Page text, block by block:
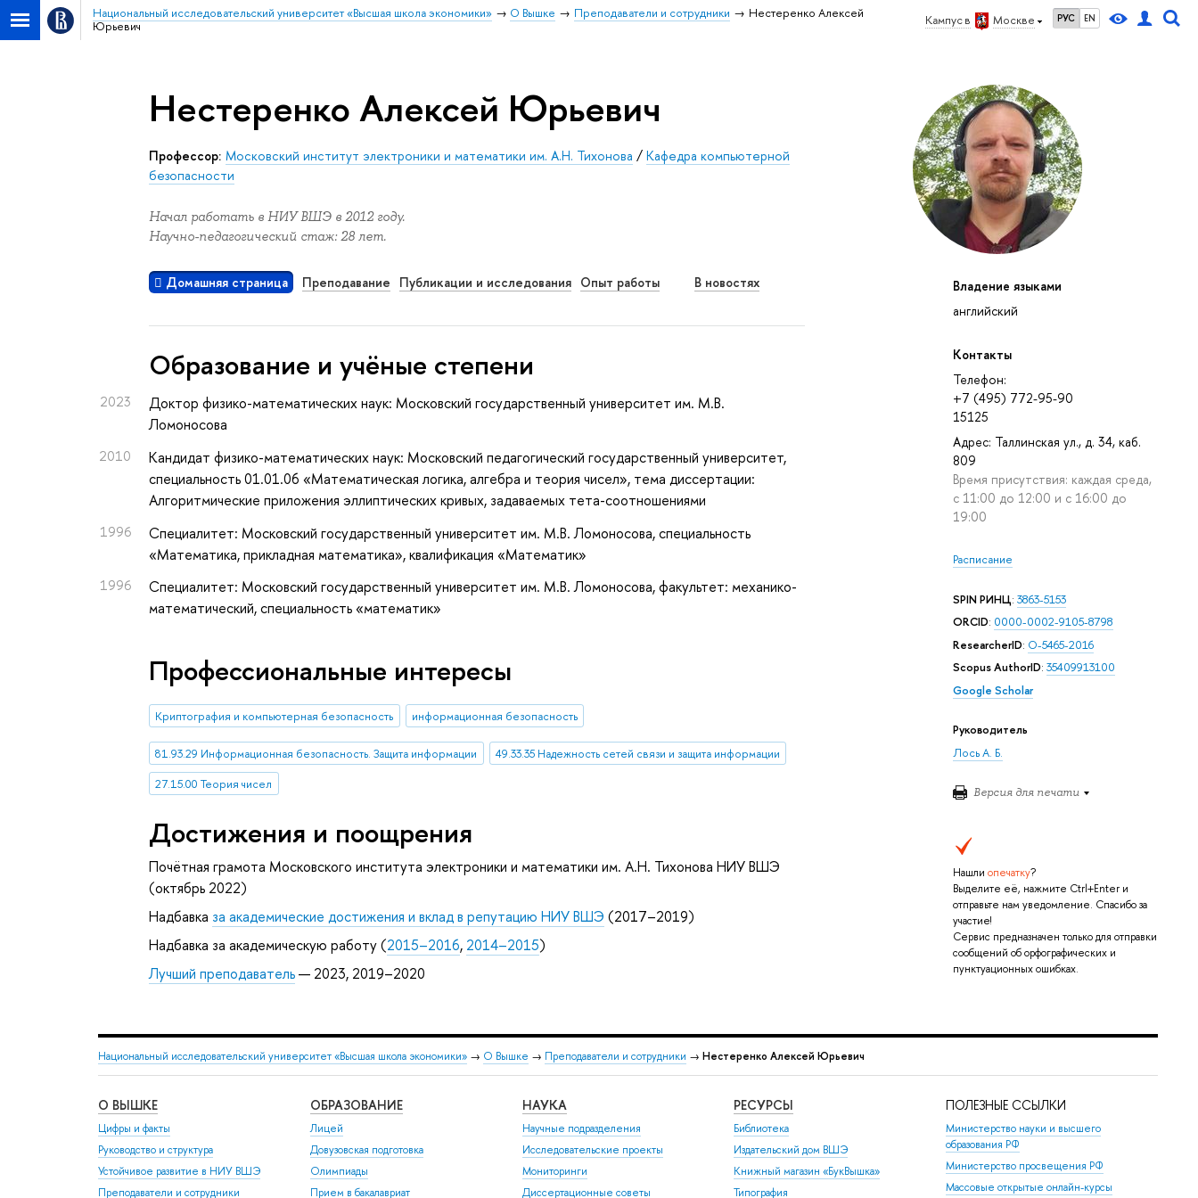
Кампус в Москве РУС EN
Национальный исследовательский университет «Высшая школа экономики» О Вышке Преподаватели и сотрудники
Нестеренко Алексей
Юрьевич
Владение языками
английский
Контакты
Телефон:
+7 (495) 772-95-90
15125
Адрес: Таллинская ул., д. 34, каб.
809
Время присутствия: каждая среда,
с 11:00 до 12:00 и с 16:00 до
19:00
Расписание
SPIN РИНЦ: 3863-5153
ORCID: 0000-0002-9105-8798
ResearcherID: O-5465-2016
Scopus AuthorID: 35409913100
Google Scholar
Руководитель
Лось А. Б.
Версия для печати
Нашли опечатку?
Выделите её, нажмите Ctrl+Enter и
отправьте нам уведомление. Спасибо за
участие!
Сервис предназначен только для отправки
сообщений об орфографических и
пунктуационных ошибках.
Нестеренко Алексей Юрьевич
Профессор: Московский институт электроники и математики им. А.Н. Тихонова /Кафедра компьютерной
безопасности
Начал работать в НИУ ВШЭ в 2012 году.
Научно-педагогический стаж: 28 лет.
Домашняя страница Преподавание Публикации и исследования Опыт работы В новостях
Oбразование и учёные степени
2023
Доктор физико-математических наук: Московский государственный университет им. М.В.
Ломоносова
2010
Кандидат физико-математических наук: Московский педагогический государственный университет,
специальность 01.01.06 «Математическая логика, алгебра и теория чисел», тема диссертации:
Алгоритмические приложения эллиптических кривых, задаваемых тета-соотношениями
1996
Специалитет: Московский государственный университет им. М.В. Ломоносова, специальность
«Математика, прикладная математика», квалификация «Математик»
1996
Специалитет: Московский государственный университет им. М.В. Ломоносова, факультет: механико-
математический, специальность «математик»
Профессиональные интересы
Криптография и компьютерная безопасность информационная безопасность
81.93.29 Информационная безопасность. Защита информации
49.33.35 Надежность сетей связи и защита информации
27.15.00 Теория чисел
Достижения и поощрения
Почётная грамота Московского института электроники и математики им. А.Н. Тихонова НИУ ВШЭ
(октябрь 2022)
Надбавка за академические достижения и вклад в репутацию НИУ ВШЭ (2017–2019)
Надбавка за академическую работу (2015–2016, 2014–2015)
Лучший преподаватель— 2023, 2019–2020
Национальный исследовательский университет «Высшая школа экономики» → О Вышке → Преподаватели и сотрудники → Нестеренко Алексей Юрьевич
О ВЫШКЕ
Цифры и факты
Руководство и структура
Устойчивое развитие в НИУ ВШЭ
Преподаватели и сотрудники
ОБРАЗОВАНИЕ
Лицей
Довузовская подготовка
Олимпиады
Прием в бакалавриат
НАУКА
Научные подразделения
Исследовательские проекты
Мониторинги
Диссертационные советы
РЕСУРСЫ
Библиотека
Издательский дом ВШЭ
Книжный магазин «БукВышка»
Типография
ПОЛЕЗНЫЕ ССЫЛКИ
Министерство науки и высшего
образования РФ
Министерство просвещения РФ
Массовые открытые онлайн-курсы